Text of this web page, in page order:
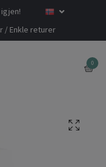
/ Enkle returer
0